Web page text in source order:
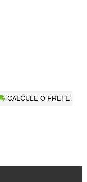
CALCULE O FRETE